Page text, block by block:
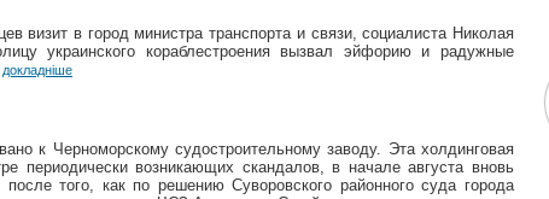
визит в город министра транспорта и связи, социалиста Николая
украинского кораблестроения вызвал эйфорию и радужные
докладніше
к Черноморскому судостроительному заводу. Эта холдинговая
периодически возникающих скандалов, в начале августа вновь
того, как по решению Суворовского районного суда города